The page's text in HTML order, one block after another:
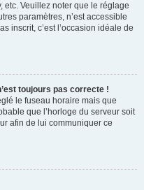
etc. Veuillez noter que le réglage
paramètres, n’est accessible
inscrit, c’est l’occasion idéale de
toujours pas correcte !
le fuseau horaire mais que
que l’horloge du serveur soit
afin de lui communiquer ce